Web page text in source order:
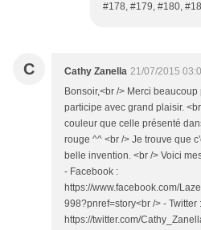
#178, #179, #180,
C Cathy Zanella 21/07/2015
Bonsoir,<br /> Merci
participe avec grand plaisir.
couleur que celle présenté
rouge ^^ <br /> Je trouve que
belle invention. <br /> Voici
- Facebook :
https://www.facebook.com/
998?pnref=story<br /> - Twitter :
https://twitter.com/